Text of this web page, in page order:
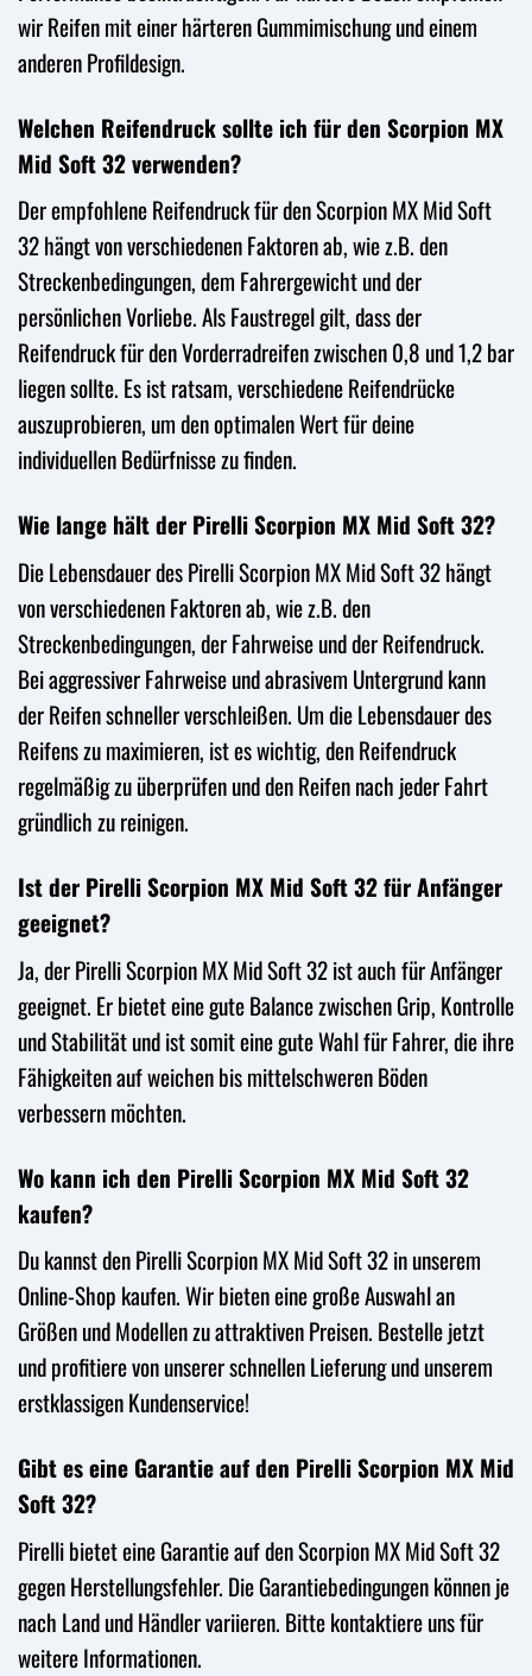
wir Reifen mit einer härteren Gummimischung und einem
anderen Profildesign.
Welchen Reifendruck sollte ich für den Scorpion MX
Mid Soft 32 verwenden?
Der empfohlene Reifendruck für den Scorpion MX Mid Soft
32 hängt von verschiedenen Faktoren ab, wie z.B. den
Streckenbedingungen, dem Fahrergewicht und der
persönlichen Vorliebe. Als Faustregel gilt, dass der
Reifendruck für den Vorderradreifen zwischen 0,8 und 1,2 bar
liegen sollte. Es ist ratsam, verschiedene Reifendrücke
auszuprobieren, um den optimalen Wert für deine
individuellen Bedürfnisse zu finden.
Wie lange hält der Pirelli Scorpion MX Mid Soft 32?
Die Lebensdauer des Pirelli Scorpion MX Mid Soft 32 hängt
von verschiedenen Faktoren ab, wie z.B. den
Streckenbedingungen, der Fahrweise und der Reifendruck.
Bei aggressiver Fahrweise und abrasivem Untergrund kann
der Reifen schneller verschleißen. Um die Lebensdauer des
Reifens zu maximieren, ist es wichtig, den Reifendruck
regelmäßig zu überprüfen und den Reifen nach jeder Fahrt
gründlich zu reinigen.
Ist der Pirelli Scorpion MX Mid Soft 32 für Anfänger
geeignet?
Ja, der Pirelli Scorpion MX Mid Soft 32 ist auch für Anfänger
geeignet. Er bietet eine gute Balance zwischen Grip, Kontrolle
und Stabilität und ist somit eine gute Wahl für Fahrer, die ihre
Fähigkeiten auf weichen bis mittelschweren Böden
verbessern möchten.
Wo kann ich den Pirelli Scorpion MX Mid Soft 32
kaufen?
Du kannst den Pirelli Scorpion MX Mid Soft 32 in unserem
Online-Shop kaufen. Wir bieten eine große Auswahl an
Größen und Modellen zu attraktiven Preisen. Bestelle jetzt
und profitiere von unserer schnellen Lieferung und unserem
erstklassigen Kundenservice!
Gibt es eine Garantie auf den Pirelli Scorpion MX Mid
Soft 32?
Pirelli bietet eine Garantie auf den Scorpion MX Mid Soft 32
gegen Herstellungsfehler. Die Garantiebedingungen können je
nach Land und Händler variieren. Bitte kontaktiere uns für
weitere Informationen.